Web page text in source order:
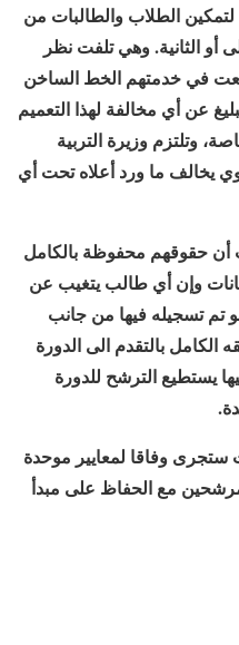
الطلاب والطالبات من
أو الثانية. وهي تلفت نظر
في خدمتهم الخط الساخن
على الرقم: 01-772288 للتبليغ عن أي مخالفة لهذا التعميم
وتلتزم وزيرة التربية
يخالف ما ورد أعلاه تحت أي
أن حقوقهم محفوظة بالكامل
وإن أي طالب يتغيب عن
تم تسجيله فيها من جانب
الكامل بالتقدم الى الدورة
يستطيع الترشح للدورة
ستجرى وفاقا لمعايير موحدة
مع الحفاظ على مبدأ